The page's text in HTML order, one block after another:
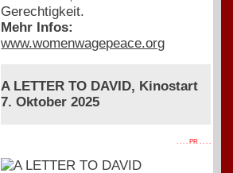
Gerechtigkeit.
Mehr Infos:
www.womenwagepeace.org
A LETTER TO DAVID, Kinostart
7. Oktober 2025
. . . . PR . . . .